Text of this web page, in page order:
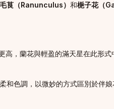
毛茛（Ranunculus） 和梔子花（
高，蘭花與輕盈的滿天星在此形式
和色調，以微妙的方式區別於伴